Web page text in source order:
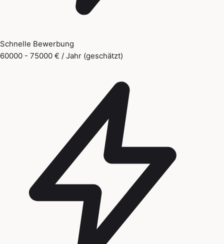
Schnelle Bewerbung
60000 - 75000 € / Jahr (geschätzt)